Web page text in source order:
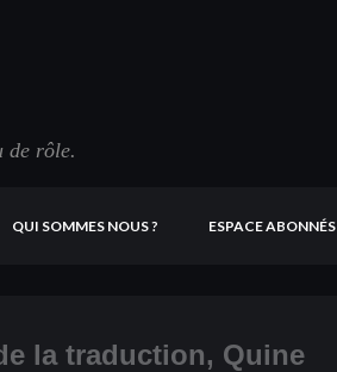
de rôle.
QUI SOMMES NOUS ? ESPACE ABONNÉS
la traduction, Quine